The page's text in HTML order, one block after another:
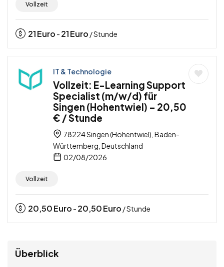
Vollzeit
21Euro - 21Euro / Stunde
IT & Technologie
Vollzeit: E-Learning Support
Specialist (m/w/d) für
Singen (Hohentwiel) – 20,50
€ / Stunde
78224 Singen (Hohentwiel), Baden-
Württemberg, Deutschland
02/08/2026
Vollzeit
20,50Euro - 20,50Euro / Stunde
Überblick